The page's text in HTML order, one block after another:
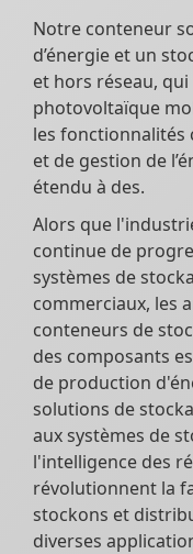
Notre conteneur
d’énergie et un
et hors réseau,
photovoltaïque
les fonctionnalités
et de gestion de
étendu à des.
Alors que
continue de
systèmes de
commerciaux, les
conteneurs de
des composants
de production
solutions de
aux systèmes de
l'intelligence des
révolutionnent la
stockons et
diverses